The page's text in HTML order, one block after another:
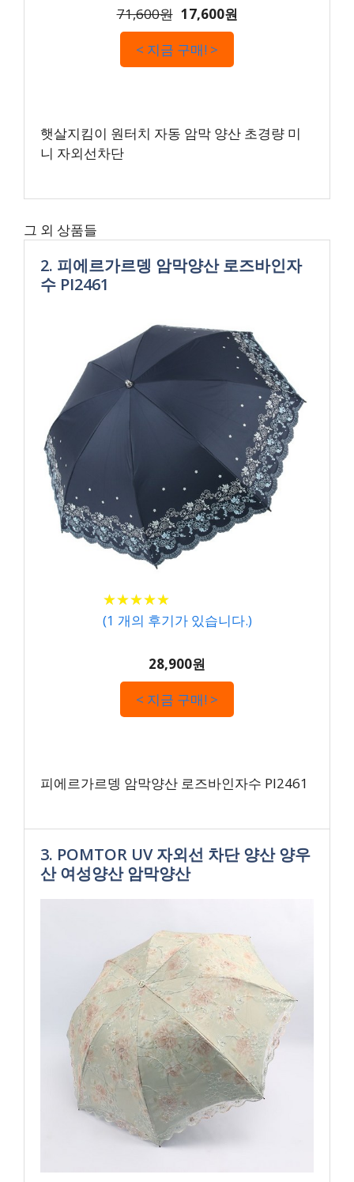
71,600원 17,600원
< 지금 구매! >
햇살지킴이 원터치 자동 암막 양산 초경량 미
니 자외선차단
그 외 상품들
2. 피에르가르뎅 암막양산 로즈바인자
수 PI2461
★★★★★
★★★★★
(1 개의 후기가 있습니다.)
28,900원
< 지금 구매! >
피에르가르뎅 암막양산 로즈바인자수 PI2461
3. POMTOR UV 자외선 차단 양산 양우
산 여성양산 암막양산